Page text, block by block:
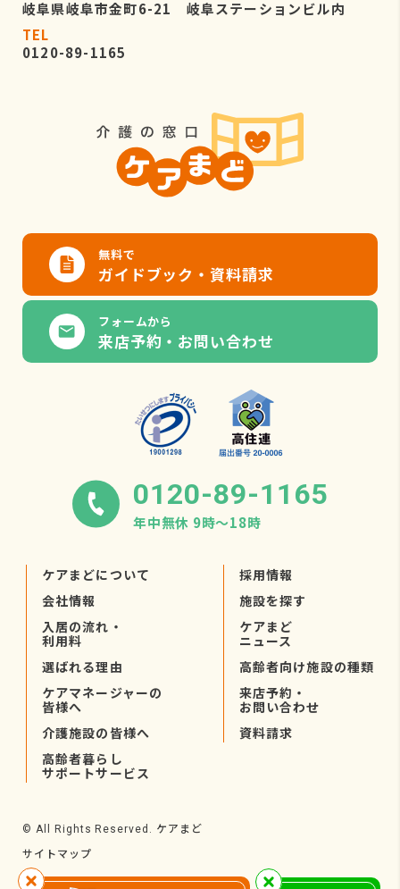
岐阜県岐阜市金町6-21 岐阜ステーションビル内
TEL
0120-89-1165
無料で
ガイドブック・資料請求
フォームから
来店予約・お問い合わせ
0120-89-1165
年中無休 9時〜18時
ケアまどについて
会社情報
入居の流れ・
利用料
選ばれる理由
ケアマネージャーの
皆様へ
介護施設の皆様へ
高齢者暮らし
サポートサービス
採用情報
施設を探す
ケアまど
ニュース
高齢者向け施設の種類
来店予約・
お問い合わせ
資料請求
© All Rights Reserved. ケアまど
サイトマップ